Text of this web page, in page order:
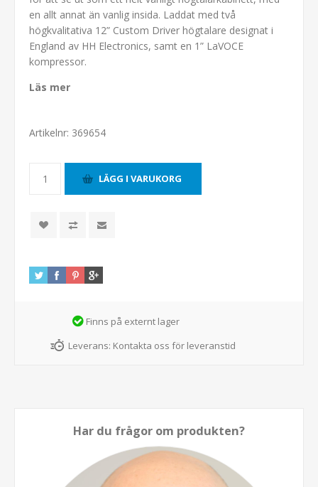
en allt annat än vanlig insida. Laddat med två
högkvalitativa 12” Custom Driver högtalare designat i
England av HH Electronics, samt en 1” LaVOCE
kompressor.
Läs mer
Artikelnr: 369654
Finns på externt lager
Leverans: Kontakta oss för leveranstid
Har du frågor om produkten?